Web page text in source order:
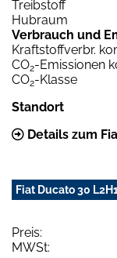
Treibstoff
Hubraum
Verbrauch und
Kraftstoffverbr.
CO2-Emissionen
CO2-Klasse
Standort
Details zum
Fiat Ducato 30
Preis:
MWSt: